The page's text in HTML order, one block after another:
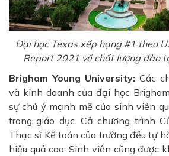
Đại học Texas xếp hạng #1 theo
Report 2021 về chất lượng đào
Brigham Young University: Các
và kinh doanh của đại học
sự chú ý mạnh mẽ của sinh viên
trong giáo dục. Cả chương trình
Thạc sĩ Kế toán của trường đều tự
hiệu quả cao. Sinh viên cũng được